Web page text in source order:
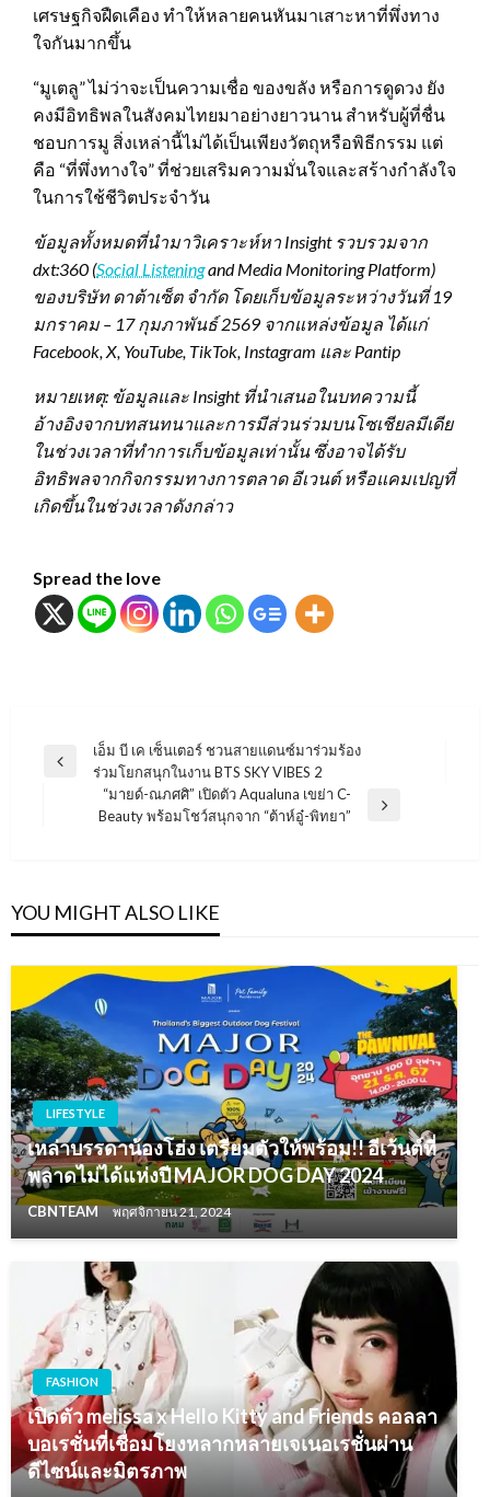
เศรษฐกิจฝืดเคือง ทำให้หลายคนหันมาเสาะหาที่พึ่งทาง
ใจกันมากขึ้น
“มูเตลู” ไม่ว่าจะเป็นความเชื่อ ของขลัง หรือการดูดวง ยัง
คงมีอิทธิพลในสังคมไทยมาอย่างยาวนาน สำหรับผู้ที่ชื่น
ชอบการมู สิ่งเหล่านี้ไม่ได้เป็นเพียงวัตถุหรือพิธีกรรม แต่
คือ “ที่พึ่งทางใจ” ที่ช่วยเสริมความมั่นใจและสร้างกำลังใจ
ในการใช้ชีวิตประจำวัน
ข้อมูลทั้งหมดที่นำมาวิเคราะห์หา Insight รวบรวมจาก
dxt:360 (Social Listeningand Media Monitoring Platform)
ของบริษัท ดาต้าเซ็ต จำกัด โดยเก็บข้อมูลระหว่างวันที่19
มกราคม – 17กุมภาพันธ์2569 จากแหล่งข้อมูล ได้แก่
Facebook, X, YouTube, TikTok, Instagram และ Pantip
หมายเหตุ: ข้อมูลและ Insight ที่นำเสนอในบทความนี้
อ้างอิงจากบทสนทนาและการมีส่วนร่วมบนโซเชียลมีเดีย
ในช่วงเวลาที่ทำการเก็บข้อมูลเท่านั้น ซึ่งอาจได้รับ
อิทธิพลจากกิจกรรมทางการตลาด อีเวนต์ หรือแคมเปญที่
เกิดขึ้นในช่วงเวลาดังกล่าว
Spread the love
แนะแนว
Previous
เอ็ม บี เค เซ็นเตอร์ ชวนสายแดนซ์มาร่วมร้อง
ร่วมโยกสนุกในงาน BTS SKY VIBES 2
“มายด์-ณภศศิ” เปิดตัว Aqualuna เขย่า C-
Beauty พร้อมโชว์สนุกจาก “ต้าห์อู๋-พิทยา”
YOU MIGHT ALSO LIKE
LIFESTYLE
เหล่าบรรดาน้องโฮ่ง เตรียมตัวให้พร้อม!! อีเว้นต์ที่
พลาดไม่ได้แห่งปี MAJOR DOG DAY 2024
CBNTEAM พฤศจิกายน 21, 2024
FASHION
เปิดตัว melissa x Hello Kitty and Friends คอลลา
บอเรชั่นที่เชื่อมโยงหลากหลายเจเนอเรชั่นผ่าน
ดีไซน์และมิตรภาพ